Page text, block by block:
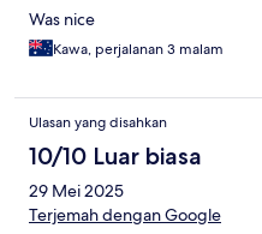
Was nice
Kawa, perjalanan 3 malam
Ulasan yang disahkan
10/10 Luar biasa
29 Mei 2025
Terjemah dengan Google